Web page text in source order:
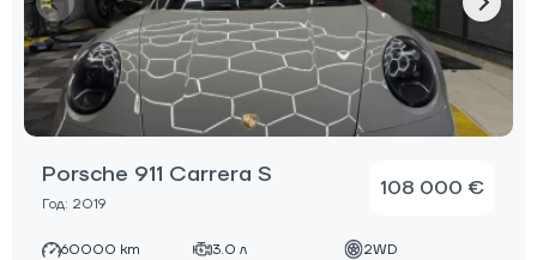
Porsche 911 Carrera S
Год: 2019
108 000 €
60000 km 3.0 л 2WD